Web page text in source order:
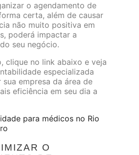
o agendamento de
certa, além de causar
não muito positiva em
poderá impactar a
seu negócio.
clique no link abaixo e veja
especializada
sua empresa da área de
eficiência em seu dia a
para médicos no Rio
O